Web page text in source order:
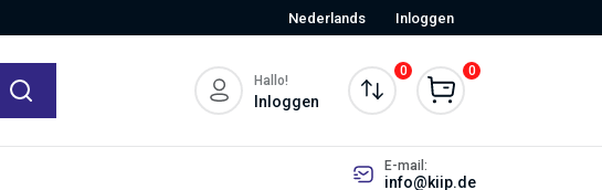
Nederlands Inloggen
Hallo!
Inloggen
0 0
E-mail:
info@kiip.de